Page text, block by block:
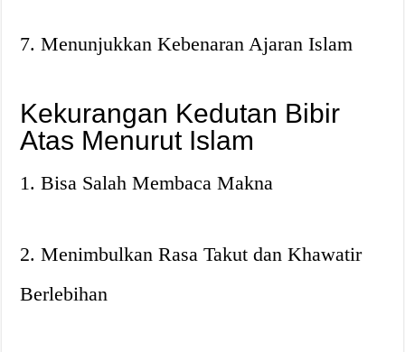
7. Menunjukkan Kebenaran Ajaran Islam
Kekurangan Kedutan Bibir
Atas Menurut Islam
1. Bisa Salah Membaca Makna
2. Menimbulkan Rasa Takut dan Khawatir
Berlebihan